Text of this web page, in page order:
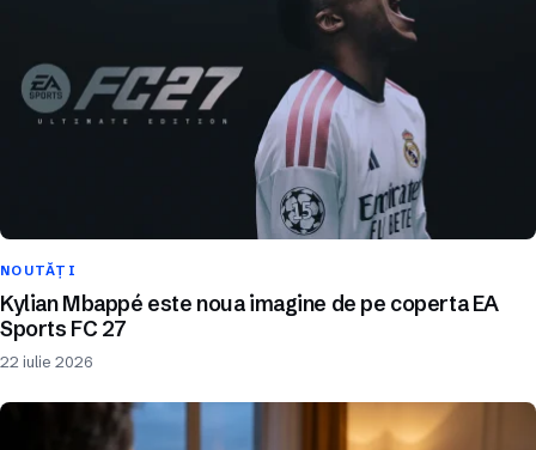
NOUTĂȚI
Kylian Mbappé este noua imagine de pe coperta EA
Sports FC 27
22 iulie 2026